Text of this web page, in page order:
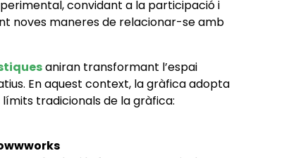
convidant a la participació i
noves maneres de relacionar-se amb
aniran transformant l’espai
En aquest context, la gràfica adopta
tradicionals de la gràfica: